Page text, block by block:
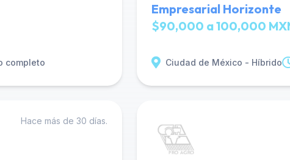
completo
Empresarial Horizonte
$90,000 a 100,000
Ciudad de México - Híbrido
Hace más de 30 días.